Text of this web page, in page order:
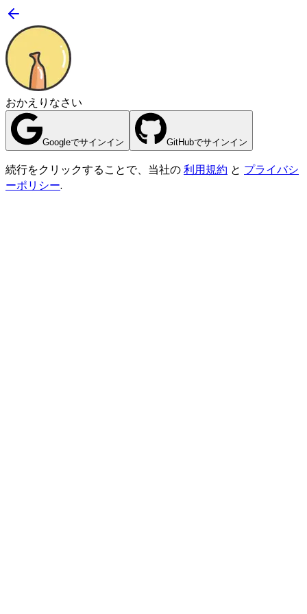
おかえりなさい
Googleでサインイン GitHubでサインイン
続行をクリックすることで、当社の利用規約 と プライバシ
ーポリシー.